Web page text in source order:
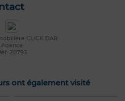
CLICK DAR
Agence
Z0793
ont également visité